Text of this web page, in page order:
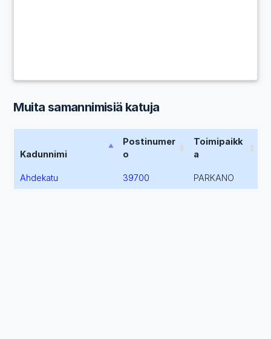
Muita samannimisiä katuja
Kadunnimi
Postinumer
o
Toimipaikk
a
Ahdekatu 39700 PARKANO